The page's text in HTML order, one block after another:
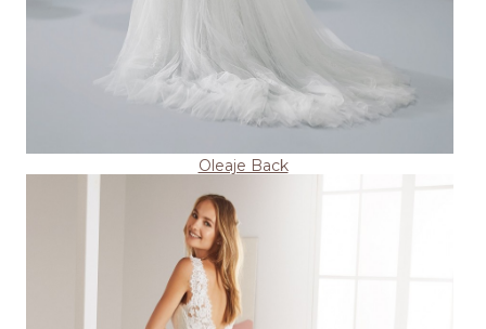
Oleaje Back